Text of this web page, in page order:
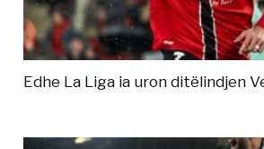
Edhe La Liga ia uron ditëlindjen